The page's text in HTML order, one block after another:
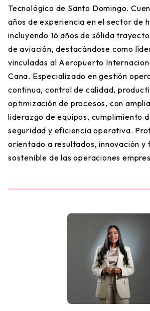
Tecnológico de Santo Domingo.
años de experiencia en el sector de
incluyendo 16 años de sólida
de aviación, destacándose como
vinculadas al Aeropuerto
Cana. Especializado en gestión
continua, control de calidad,
optimización de procesos, con
liderazgo de equipos, cumplimiento
seguridad y eficiencia operativa.
orientado a resultados, innovación
sostenible de las operaciones